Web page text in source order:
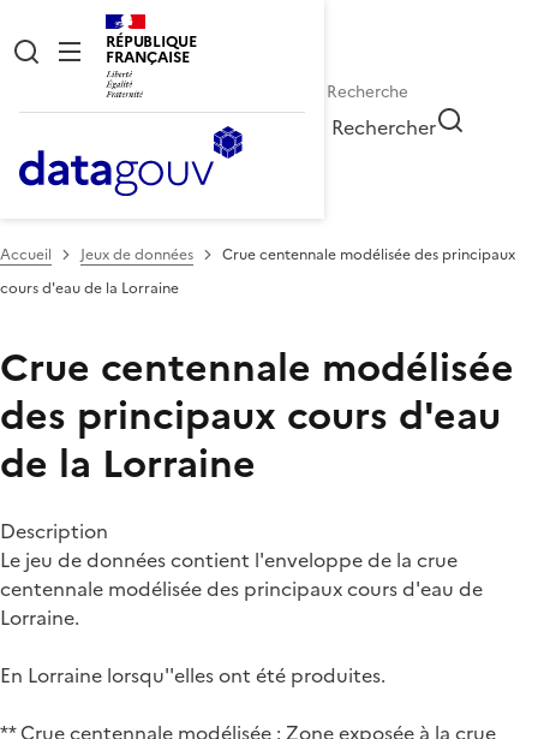
RÉPUBLIQUE
FRANÇAISE
Rechercher
Accueil Jeux de données
Crue centennale modélisée des principaux
cours d'eau de la Lorraine
Crue centennale modélisée
des principaux cours d'eau
de la Lorraine
Description
Le jeu de données contient l'enveloppe de la crue
centennale modélisée des principaux cours d'eau de
Lorraine.
En Lorraine lorsqu''elles ont été produites.
** Crue centennale modélisée : Zone exposée à la crue